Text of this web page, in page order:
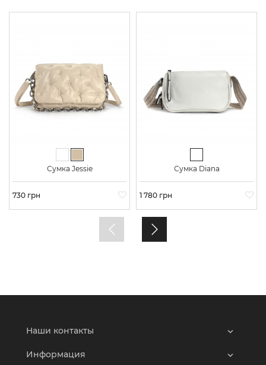
Сумка Jessie
Цена
730 грн
Сумка Diana
Цена
1 780 грн
Наши контакты
Информация